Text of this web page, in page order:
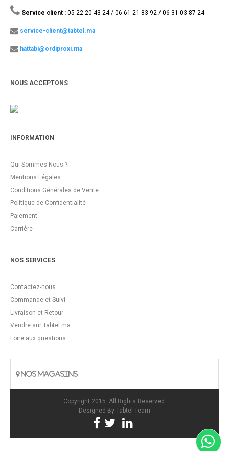
Service client : 05 22 20 43 24 / 06 61 21 83 92 / 06 31 03 87 24
service-client@tabtel.ma
hattabi@ordiproxi.ma
NOUS ACCEPTONS
INFORMATION
Qui Sommes-Nous ?
Mentions Légales
Conditions Générales de Vente
Politique de Confidentialité
Paiement
Carrière
NOS SERVICES
Contactez-nous
Commande et Suivi
Livraison et Retour
Vendre sur Tabtel.ma
Foire aux questions
NOS MAGASINS
Copyright 2015. All Rights Reserved.
Designed By Tabtel Team